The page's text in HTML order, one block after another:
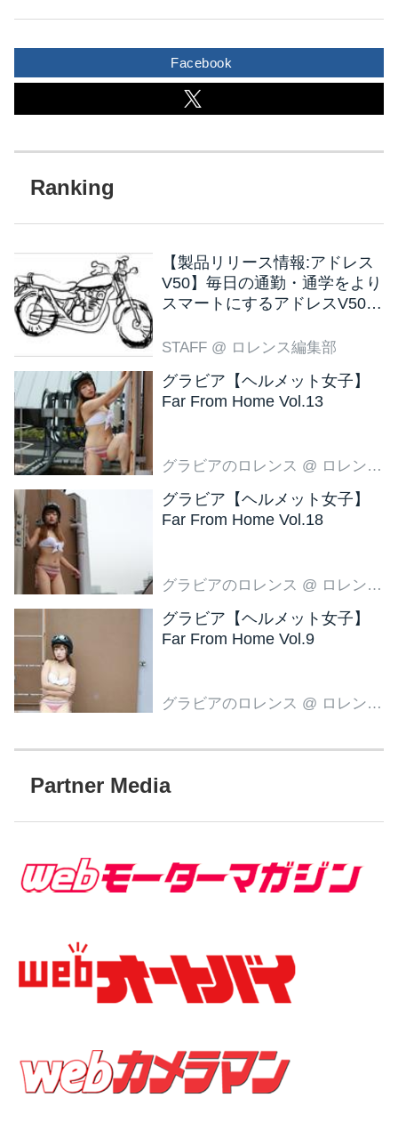
Facebook
【製品リリース情報:アドレス
V50】毎日の通勤・通学をより
スマートにするアドレスV50
STAFF @ ロレンス編集部
グラビア【ヘルメット女子】
Far From Home Vol.13
グラビアのロレンス @ ロレンス編集部
グラビア【ヘルメット女子】
Far From Home Vol.18
グラビアのロレンス @ ロレンス編集部
グラビア【ヘルメット女子】
Far From Home Vol.9
グラビアのロレンス @ ロレンス編集部
Partner Media